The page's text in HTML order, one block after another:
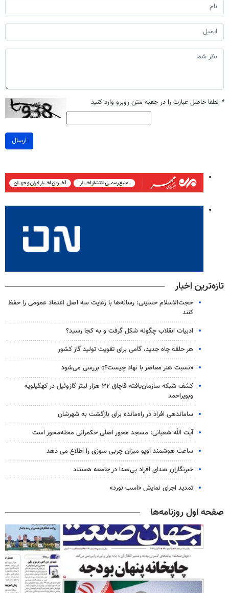
* لطفا حاصل عبارت را در جعبه متن روبرو وارد کنید
ارسال
تازه‌ترین اخبار
حجت‌الاسلام حسینی: رسانه‌ها با رعایت سه اصل اعتماد عمومی را حفظ
کنند
ادبیات انقلاب چگونه شکل گرفت و به کجا رسید؟
هر حلقه چاه جدید، گامی برای تقویت تولید گاز کشور
«نسبت هنر معاصر با نهاد چیست؟» بررسی می‌شود
کشف شبکه سازمان‌یافته قاچاق ۳۲ هزار لیتر گازوئیل در کهگیلویه
وبویراحمد
ساماندهی افراد در راه‌مانده برای بازگشت به شهرشان
آیت الله شعبانی: مسجد محور اصلی حکمرانی محله‌محور است
ساعت هوشمند اوپو میزان چربی سوزی را اطلاع می دهد
خبرنگاران صدای افراد بی‌صدا در جامعه هستند
تمدید اجرای نمایش «اسب نورد»
صفحه اول روزنامه‌ها